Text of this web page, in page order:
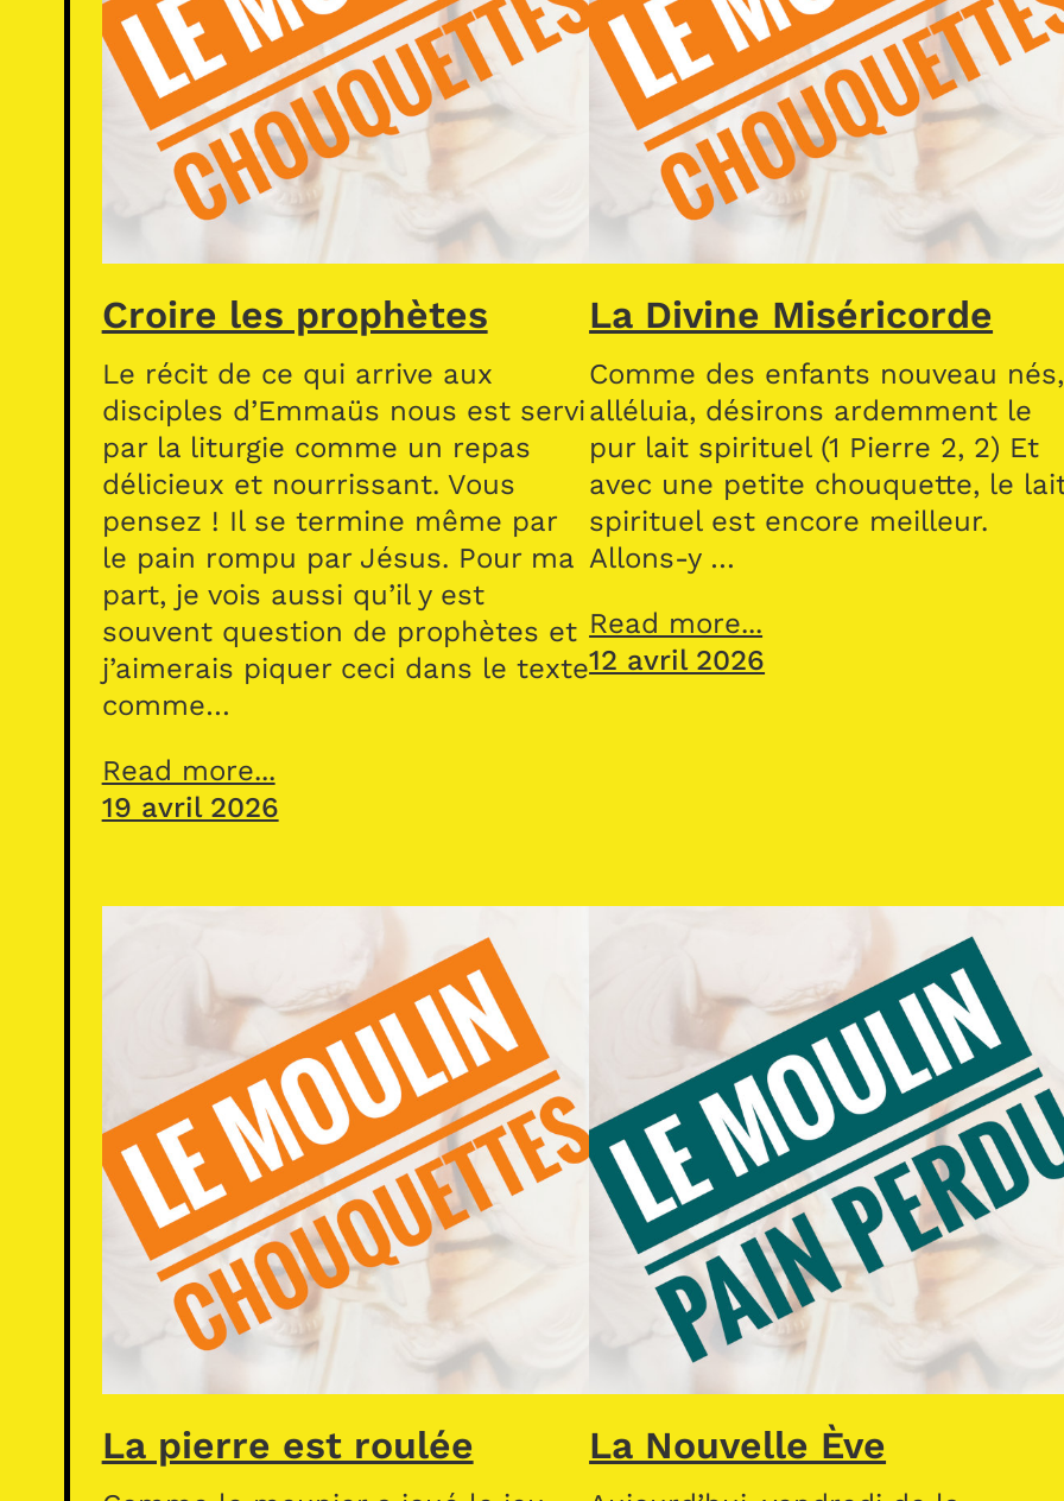
Croire les prophètes
Le récit de ce qui arrive aux
disciples d’Emmaüs nous est servi
par la liturgie comme un repas
délicieux et nourrissant. Vous
pensez ! Il se termine même par
le pain rompu par Jésus. Pour ma
part, je vois aussi qu’il y est
souvent question de prophètes et
j’aimerais piquer ceci dans le texte
comme…
Read more...
19 avril 2026
La Divine Miséricorde
Comme des enfants nouveau nés,
alléluia, désirons ardemment le
pur lait spirituel (1 Pierre 2, 2) Et
avec une petite chouquette, le
spirituel est encore meilleur.
Allons-y …
Read more...
12 avril 2026
La pierre est roulée La Nouvelle Ève